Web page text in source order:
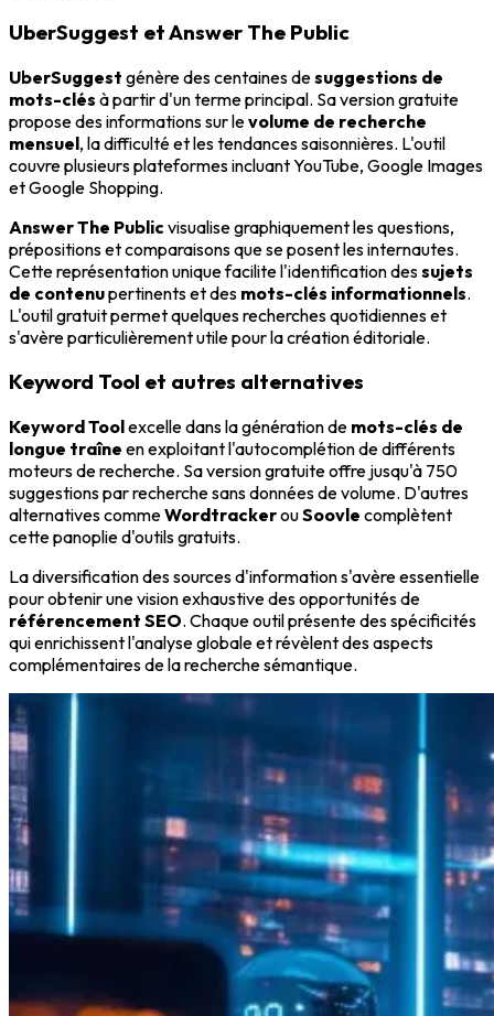
UberSuggest et Answer The Public
UberSuggest génère des centaines desuggestions de
mots-clés à partir d'un terme principal. Sa version gratuite
propose des informations sur levolume de recherche
mensuel, la difficulté et les tendances saisonnières. L'outil
couvre plusieurs plateformes incluant YouTube, Google Images
et Google Shopping.
Answer The Publicvisualise graphiquement les questions,
prépositions et comparaisons que se posent les internautes.
Cette représentation unique facilite l'identification dessujets
de contenupertinents et des mots-clés informationnels.
L'outil gratuit permet quelques recherches quotidiennes et
s'avère particulièrement utile pour la création éditoriale.
Keyword Tool et autres alternatives
Keyword Toolexcelle dans la génération de mots-clés de
longue traîne en exploitant l'autocomplétion de différents
moteurs de recherche. Sa version gratuite offre jusqu'à 750
suggestions par recherche sans données de volume. D'autres
alternatives commeWordtrackerouSoovle complètent
cette panoplie d'outils gratuits.
La diversification des sources d'information s'avère essentielle
pour obtenir une vision exhaustive des opportunités de
référencement SEO. Chaque outil présente des spécificités
qui enrichissent l'analyse globale et révèlent des aspects
complémentaires de la recherche sémantique.